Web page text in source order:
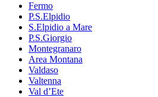
Fermo
P.S.Elpidio
S.Elpidio a Mare
P.S.Giorgio
Montegranaro
Area Montana
Valdaso
Valtenna
Val d’Ete